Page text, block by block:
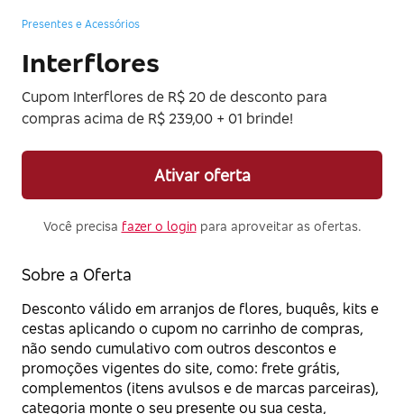
Presentes e Acessórios
Interflores
Cupom Interflores de R$ 20 de desconto para
compras acima de R$ 239,00 + 01 brinde!
Ativar oferta
Você precisa fazer o loginpara aproveitar as ofertas.
Sobre a Oferta
Desconto válido em arranjos de flores, buquês, kits e
cestas aplicando o cupom no carrinho de compras,
não sendo cumulativo com outros descontos e
promoções vigentes do site, como: frete grátis,
complementos (itens avulsos e de marcas parceiras),
categoria monte o seu presente ou sua cesta,